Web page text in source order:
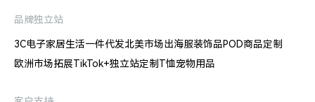
品牌独立站
3C电子家居生活一件代发北美市场出海服装饰品POD商品定制
欧洲市场拓展TikTok+独立站定制T恤宠物用品